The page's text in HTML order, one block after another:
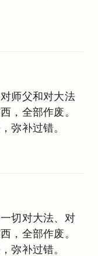
师父和对大法
，全部作废。
弥补过错。
切对大法、对
，全部作废。
弥补过错。